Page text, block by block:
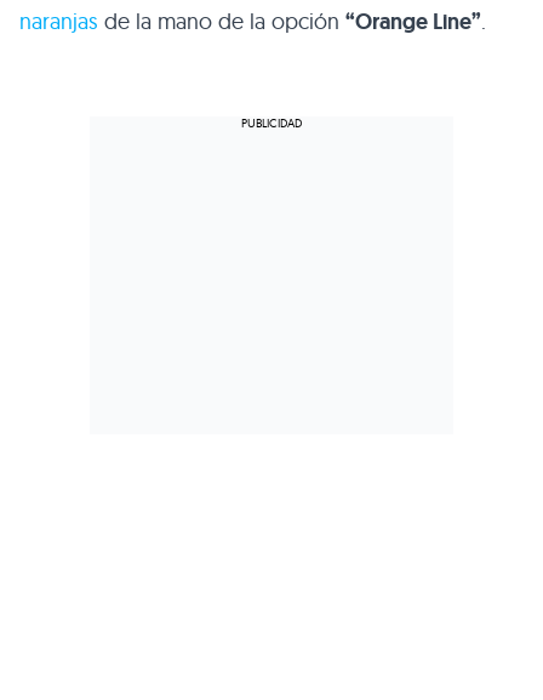
naranjas de la mano de la opción “Orange Line”.